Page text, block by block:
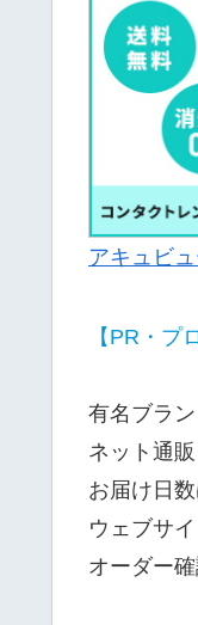
アキュビ
【PR・プ
有名ブラ
ネット通
お届け日数
ウェブサ
オーダー